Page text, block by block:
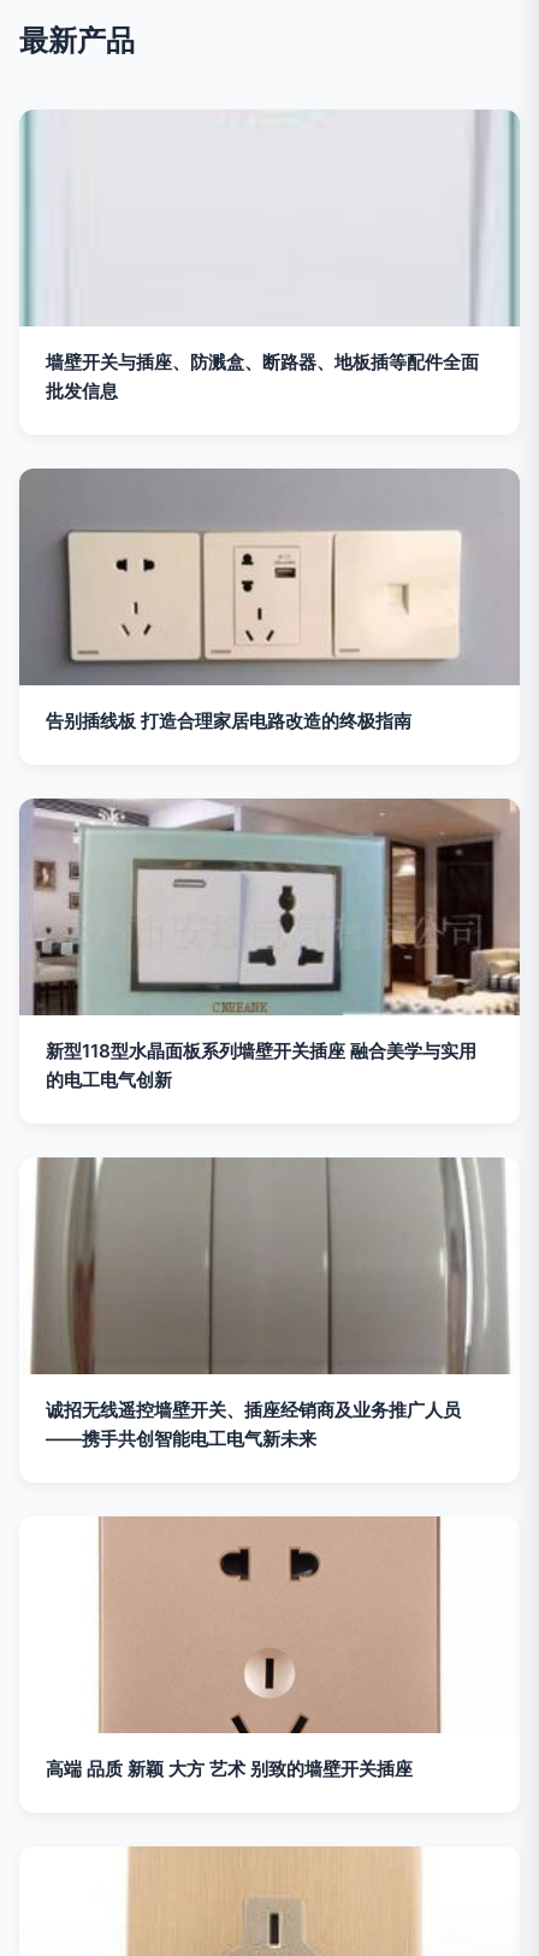
最新产品
墙壁开关与插座、防溅盒、断路器、地板插等配件全面
批发信息
告别插线板 打造合理家居电路改造的终极指南
新型118型水晶面板系列墙壁开关插座 融合美学与实用
的电工电气创新
诚招无线遥控墙壁开关、插座经销商及业务推广人员
——携手共创智能电工电气新未来
高端 品质 新颖 大方 艺术 别致的墙壁开关插座